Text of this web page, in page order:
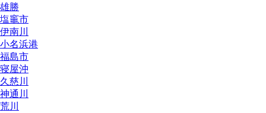
雄勝
塩竈市
伊南川
小名浜港
福島市
寝屋沖
久慈川
神通川
荒川